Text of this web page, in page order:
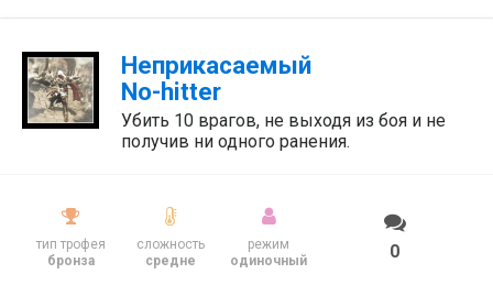
Неприкасаемый
No-hitter
Убить 10 врагов, не выходя из боя и не
получив ни одного ранения.
тип трофея
бронза
сложность
средне
режим
одиночный
0